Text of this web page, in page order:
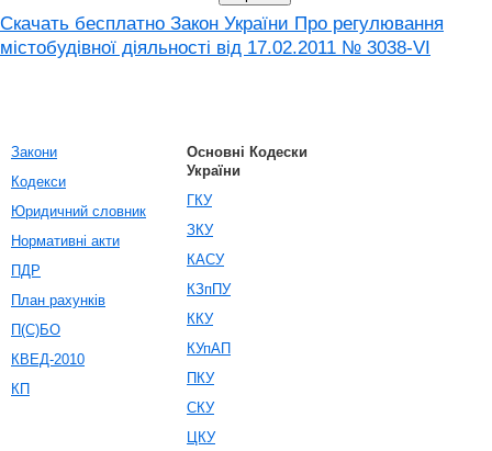
Скачать бесплатно Закон України Про регулювання
містобудівної діяльності вiд 17.02.2011 № 3038-VI
Закони
Кодекси
Юридичний словник
Нормативні акти
ПДР
План рахунків
П(С)БО
КВЕД-2010
КП
Основні Кодески
України
ГКУ
ЗКУ
КАСУ
КЗпПУ
ККУ
КУпАП
ПКУ
СКУ
ЦКУ